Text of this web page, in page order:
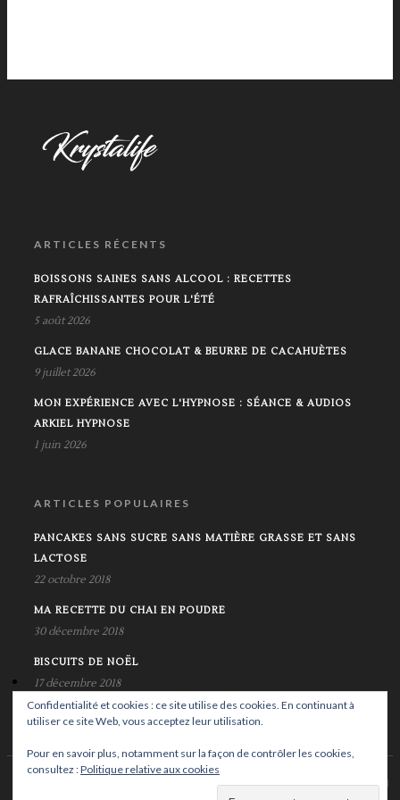
ARTICLES RÉCENTS
BOISSONS SAINES SANS ALCOOL : RECETTES
RAFRAÎCHISSANTES POUR L'ÉTÉ
5 août 2026
GLACE BANANE CHOCOLAT & BEURRE DE CACAHUÈTES
9 juillet 2026
MON EXPÉRIENCE AVEC L'HYPNOSE : SÉANCE & AUDIOS
ARKIEL HYPNOSE
1 juin 2026
ARTICLES POPULAIRES
PANCAKES SANS SUCRE SANS MATIÈRE GRASSE ET SANS
LACTOSE
22 octobre 2018
MA RECETTE DU CHAI EN POUDRE
30 décembre 2018
BISCUITS DE NOËL
17 décembre 2018
Confidentialité et cookies : ce site utilise des cookies. En continuant à
utiliser ce site Web, vous acceptez leur utilisation.
Pour en savoir plus, notamment sur la façon de contrôler les cookies,
consultez :Politique relative aux cookies